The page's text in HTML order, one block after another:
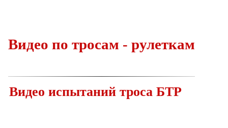
Видео по тросам - рулеткам
Видео испытаний троса БТР